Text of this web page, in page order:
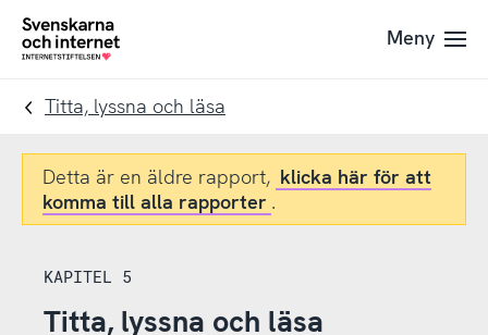
Till
navigation
Till
innehåll
To
Meny
Titta, lyssna och läsa
Detta är en äldre rapport, klicka här för att
komma till alla rapporter .
KAPITEL 5
Titta, lyssna och läsa